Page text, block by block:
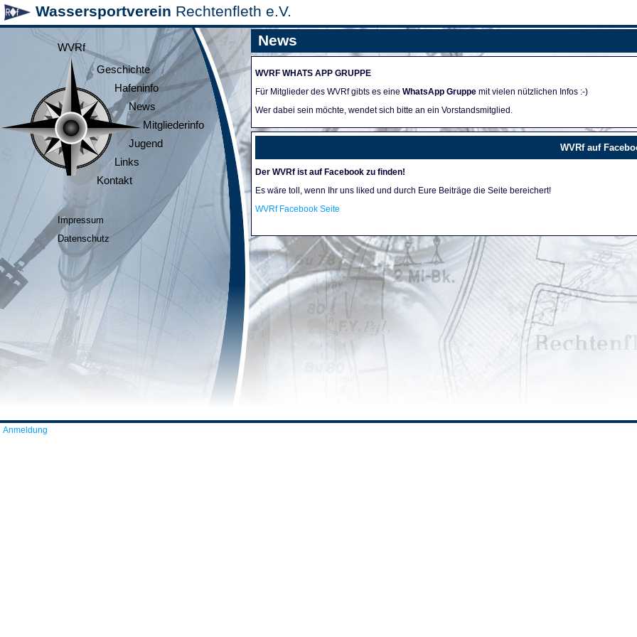
Wassersportverein Rechtenfleth e.V.
WVRf
Geschichte
Hafeninfo
News
Mitgliederinfo
Jugend
Links
Kontakt
Impressum
Datenschutz
News
WVRF WHATS APP GRUPPE
Für Mitglieder des WVRf gibts es eine WhatsApp Gruppe mit vielen nützlichen Infos :-)
Wer dabei sein möchte, wendet sich bitte an ein Vorstandsmitglied.
WVRf auf
Der WVRf ist auf Facebook zu finden!
Es wäre toll, wenn Ihr uns liked und durch Eure Beiträge die Seite bereichert!
WVRf Facebook Seite
Anmeldung